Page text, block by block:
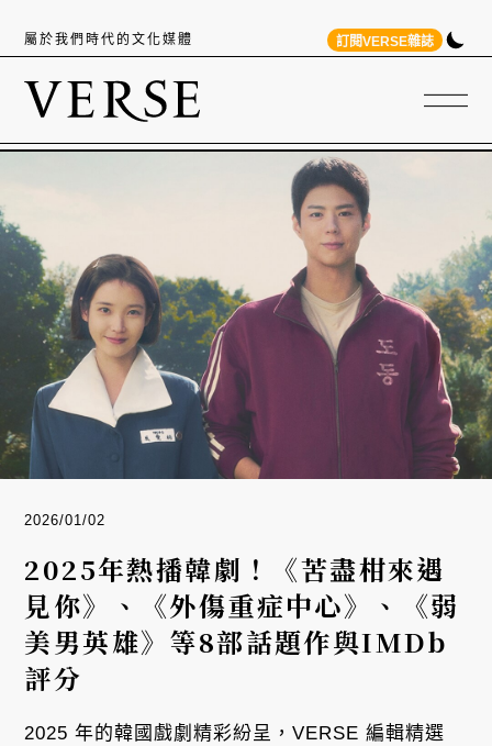
屬於我們時代的文化媒體 訂閱VERSE雜誌
2026/01/02
2025年熱播韓劇！《苦盡柑來遇
見你》、《外傷重症中心》、《弱
美男英雄》等8部話題作與IMDb
評分
2025 年的韓國戲劇精彩紛呈，VERSE 編輯精選